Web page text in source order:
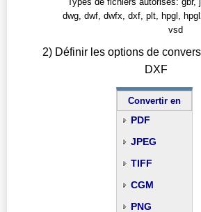
dwg, dwf, dwfx, dxf, plt, hpgl,
vsd
2) Définir les options de
DXF
Convertir en
PDF
JPEG
TIFF
CGM
PNG